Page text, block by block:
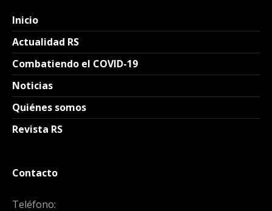
Inicio
Actualidad RS
Combatiendo el COVID-19
Noticias
Quiénes somos
Revista RS
Contacto
Teléfono: